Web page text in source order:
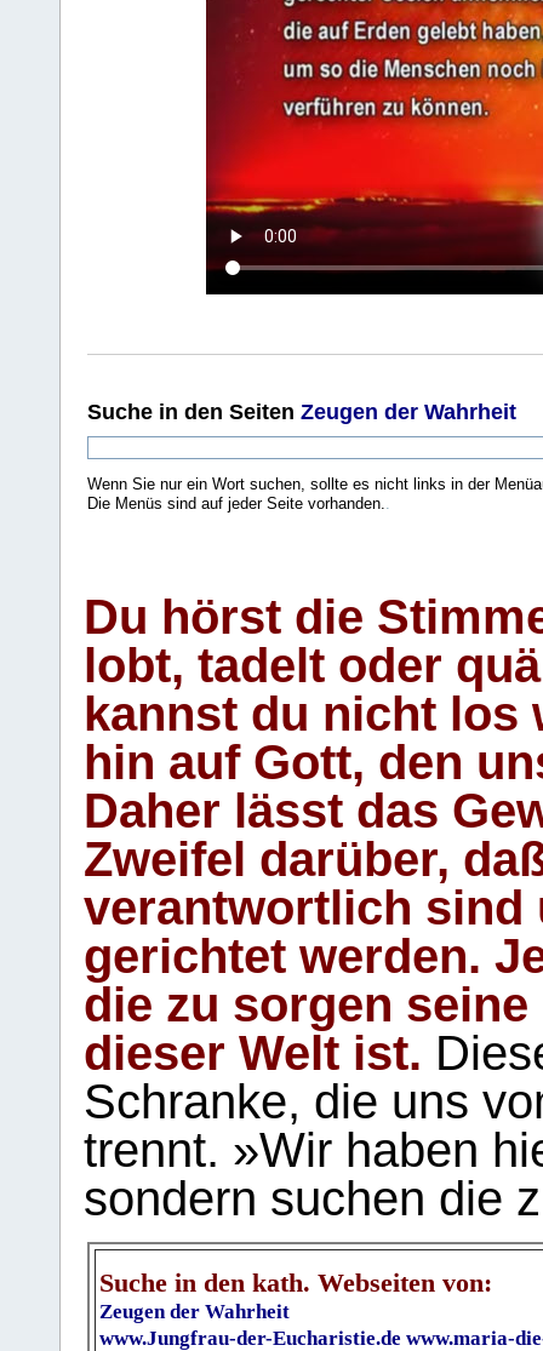
Suche in den Seiten Zeugen der Wahrheit
Wenn Sie nur ein Wort suchen, sollte es nicht links in der
Die Menüs sind auf jeder Seite vorhanden..
Du hörst die
lobt, tadelt oder
kannst du nicht los
hin auf Gott, den
Daher lässt das
Zweifel darüber,
verantwortlich sind
gerichtet werden.
die zu sorgen
dieser Welt ist.
Schranke, die uns
trennt. »Wir haben
sondern suchen die
Suche in den kath. Webseiten von:
Zeugen der Wahrheit
www.Jungfrau-der-Eucharistie.de www.maria-